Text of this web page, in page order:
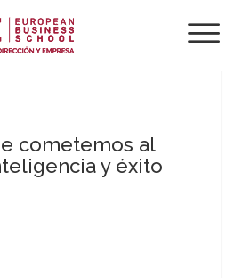
cometemos al
y éxito